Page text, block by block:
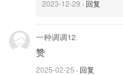
2023-12-29 · 回复
一种调调12
赞
2025-02-25 · 回复